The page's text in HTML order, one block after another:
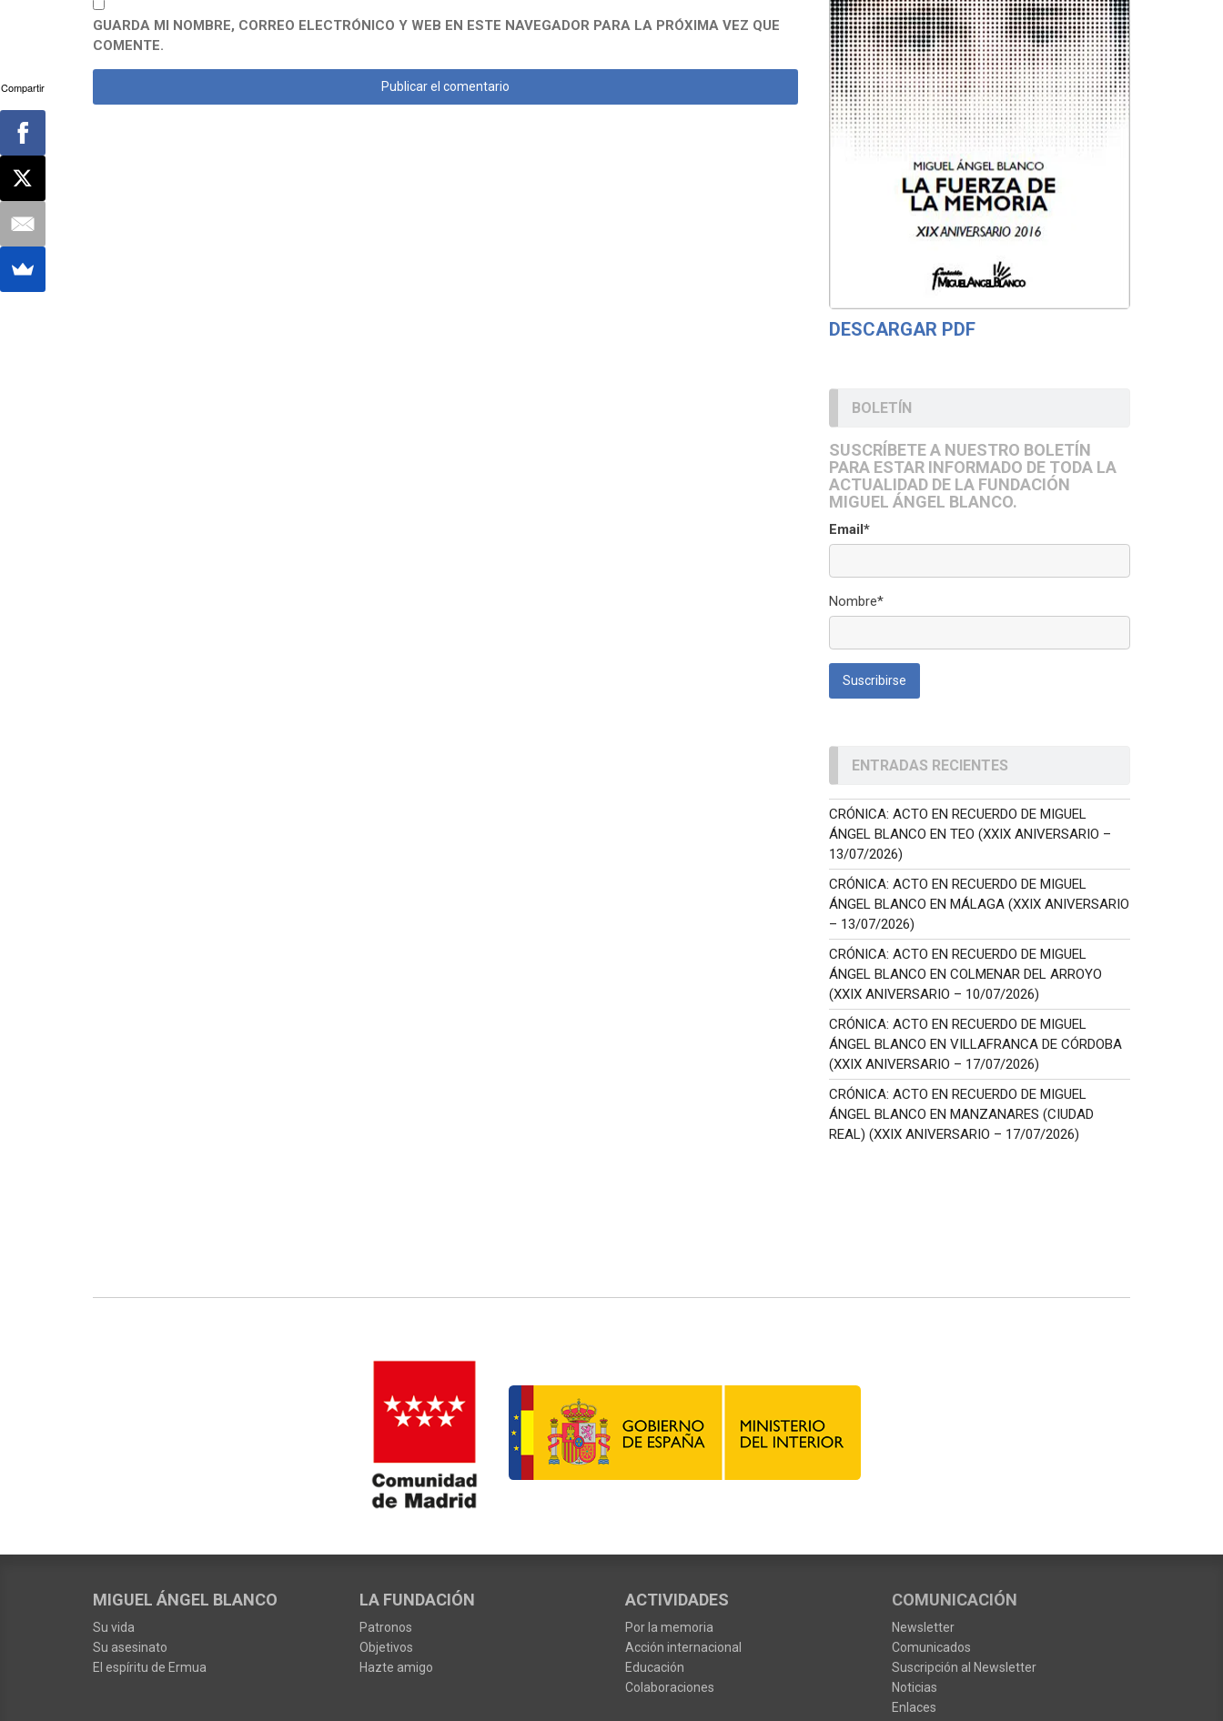
GUARDA MI NOMBRE, CORREO ELECTRÓNICO Y WEB EN ESTE NAVEGADOR PARA LA PRÓXIMA VEZ QUE
COMENTE.
DESCARGAR PDF
BOLETÍN
SUSCRÍBETE A NUESTRO BOLETÍN
PARA ESTAR INFORMADO DE TODA LA
ACTUALIDAD DE LA FUNDACIÓN
MIGUEL ÁNGEL BLANCO.
Email*
Nombre*
ENTRADAS RECIENTES
CRÓNICA: ACTO EN RECUERDO DE MIGUEL
ÁNGEL BLANCO EN TEO (XXIX ANIVERSARIO –
13/07/2026)
CRÓNICA: ACTO EN RECUERDO DE MIGUEL
ÁNGEL BLANCO EN MÁLAGA (XXIX ANIVERSARIO
– 13/07/2026)
CRÓNICA: ACTO EN RECUERDO DE MIGUEL
ÁNGEL BLANCO EN COLMENAR DEL ARROYO
(XXIX ANIVERSARIO – 10/07/2026)
CRÓNICA: ACTO EN RECUERDO DE MIGUEL
ÁNGEL BLANCO EN VILLAFRANCA DE CÓRDOBA
(XXIX ANIVERSARIO – 17/07/2026)
CRÓNICA: ACTO EN RECUERDO DE MIGUEL
ÁNGEL BLANCO EN MANZANARES (CIUDAD
REAL) (XXIX ANIVERSARIO – 17/07/2026)
MIGUEL ÁNGEL BLANCO
Su vida
Su asesinato
El espíritu de Ermua
LA FUNDACIÓN
Patronos
Objetivos
Hazte amigo
ACTIVIDADES
Por la memoria
Acción internacional
Educación
Colaboraciones
COMUNICACIÓN
Newsletter
Comunicados
Suscripción al Newsletter
Noticias
Enlaces
Compartir